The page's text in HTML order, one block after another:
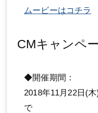
ムービーはコチラ
CMキャンペ
◆開催期間：
2018年11月22日(
で